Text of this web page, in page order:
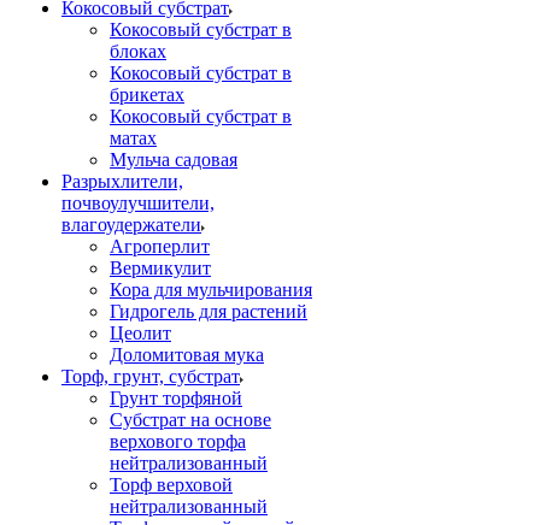
Кокосовый субстрат
Кокосовый субстрат в
блоках
Кокосовый субстрат в
брикетах
Кокосовый субстрат в
матах
Мульча садовая
Разрыхлители,
почвоулучшители,
влагоудержатели
Агроперлит
Вермикулит
Кора для мульчирования
Гидрогель для растений
Цеолит
Доломитовая мука
Торф, грунт, субстрат
Грунт торфяной
Субстрат на основе
верхового торфа
нейтрализованный
Торф верховой
нейтрализованный